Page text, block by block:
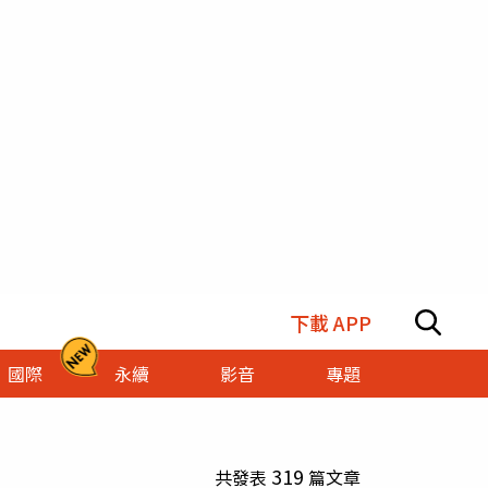
下載 APP
國際 永續 影音
專題
共發表 319 篇文章